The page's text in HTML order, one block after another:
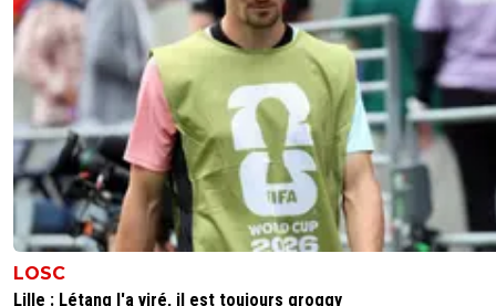
lol slt steph :p
0+
clemzoub 04 novembre 2011 à 17:45 +0
HS : belfodil a ete selectionné en EDF u20 . Il joue pas
l'algerie normalement ?
0+ Répondre
LOSC
Lille : Létang l'a viré, il est toujours groggy